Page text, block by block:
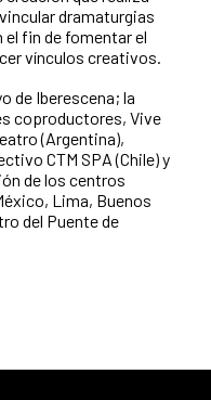
dramaturgias
fin de fomentar el
vínculos creativos.
de Iberescena; la
coproductores, Vive
(Argentina),
CTM SPA (Chile) y
de los centros
Lima, Buenos
del Puente de